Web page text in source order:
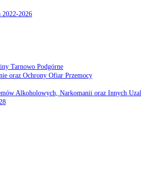
2022-2026
Tarnowo Podgórne
oraz Ochrony Ofiar Przemocy
Alkoholowych, Narkomanii oraz Innych